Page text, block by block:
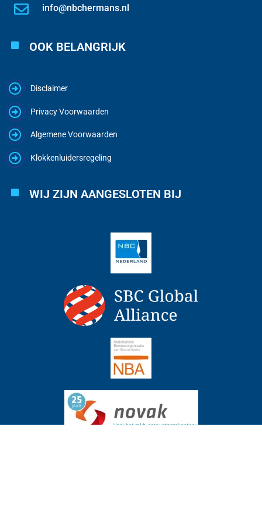
info@nbchermans.nl
OOK BELANGRIJK
Disclaimer
Privacy Voorwaarden
Algemene Voorwaarden
Klokkenluidersregeling
WIJ ZIJN AANGESLOTEN BIJ